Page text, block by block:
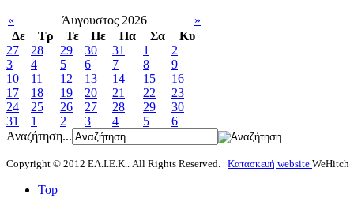
« Άυγουστος 2026
»
Δε
Tρ Τε Πε Πα Σα
Κυ
27
28 29 30 31 1
2
3
4 5 6 7 8
9
10
11 12 13 14 15
16
17
18 19 20 21 22
23
24
25 26 27 28 29
30
31
1 2 3 4 5
6
Αναζήτηση...
Copyright © 2012 ΕΛ.Ι.Ε.Κ.. All Rights Reserved. | Κατασκευή website WeHitch
Top